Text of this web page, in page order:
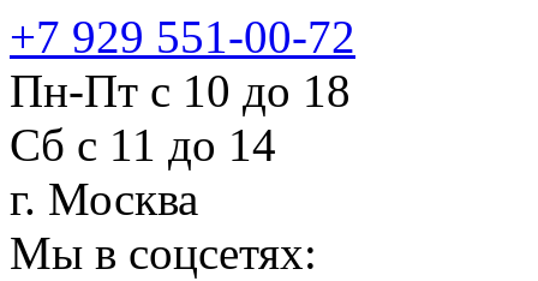
+7 929 551-00-72
Пн-Пт с 10 до 18
Сб с 11 до 14
г. Москва
Мы в соцсетях: